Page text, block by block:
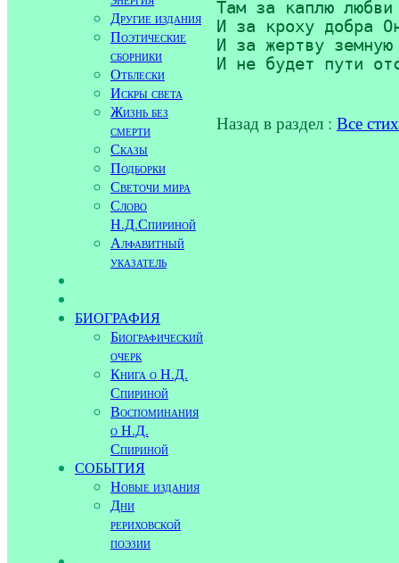
Другие издания
Поэтические
сборники
Отблески
Искры света
Жизнь без
смерти
Сказы
Подборки
Светочи мира
Слово
Н.Д.Спириной
Алфавитный
указатель
БИОГРАФИЯ
Биографический
очерк
Книга о Н.Д.
Спириной
Воспоминания
о Н.Д.
Спириной
СОБЫТИЯ
Новые издания
Дни
рериховской
поэзии
Там за каплю
И за кроху добра
И за жертву земную
Назад в раздел : Все